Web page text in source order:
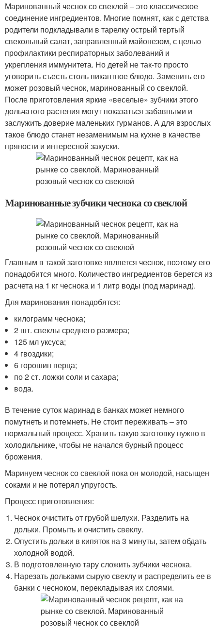
Маринованный чеснок со свеклой – это классическое
соединение ингредиентов. Многие помнят, как с детства
родители подкладывали в тарелку острый тертый
свекольный салат, заправленный майонезом, с целью
профилактики респираторных заболеваний и
укрепления иммунитета. Но детей не так-то просто
уговорить съесть столь пикантное блюдо. Заменить его
может розовый чеснок, маринованный со свеклой.
После приготовления яркие «веселые» зубчики этого
дольчатого растения могут показаться забавными и
заслужить доверие маленьких гурманов. А для взрослых
такое блюдо станет незаменимым на кухне в качестве
пряности и интересной закуски.
Маринованные зубчики чеснока со свеклой
Главным в такой заготовке является чеснок, поэтому его
понадобится много. Количество ингредиентов берется из
расчета на 1 кг чеснока и 1 литр воды (под маринад).
Для маринования понадобятся:
килограмм чеснока;
2 шт. свеклы среднего размера;
125 мл уксуса;
4 гвоздики;
6 горошин перца;
по 2 ст. ложки соли и сахара;
вода.
В течение суток маринад в банках может немного
помутнеть и потемнеть. Не стоит переживать – это
нормальный процесс. Хранить такую заготовку нужно в
холодильнике, чтобы не начался бурный процесс
брожения.
Маринуем чеснок со свеклой пока он молодой, насыщен
соками и не потерял упругость.
Процесс приготовления:
Чеснок очистить от грубой шелухи. Разделить на
дольки. Промыть и очистить свеклу.
Опустить дольки в кипяток на 3 минуты, затем обдать
холодной водой.
В подготовленную тару сложить зубчики чеснока.
Нарезать дольками сырую свеклу и распределить ее в
банки с чесноком, перекладывая их слоями.